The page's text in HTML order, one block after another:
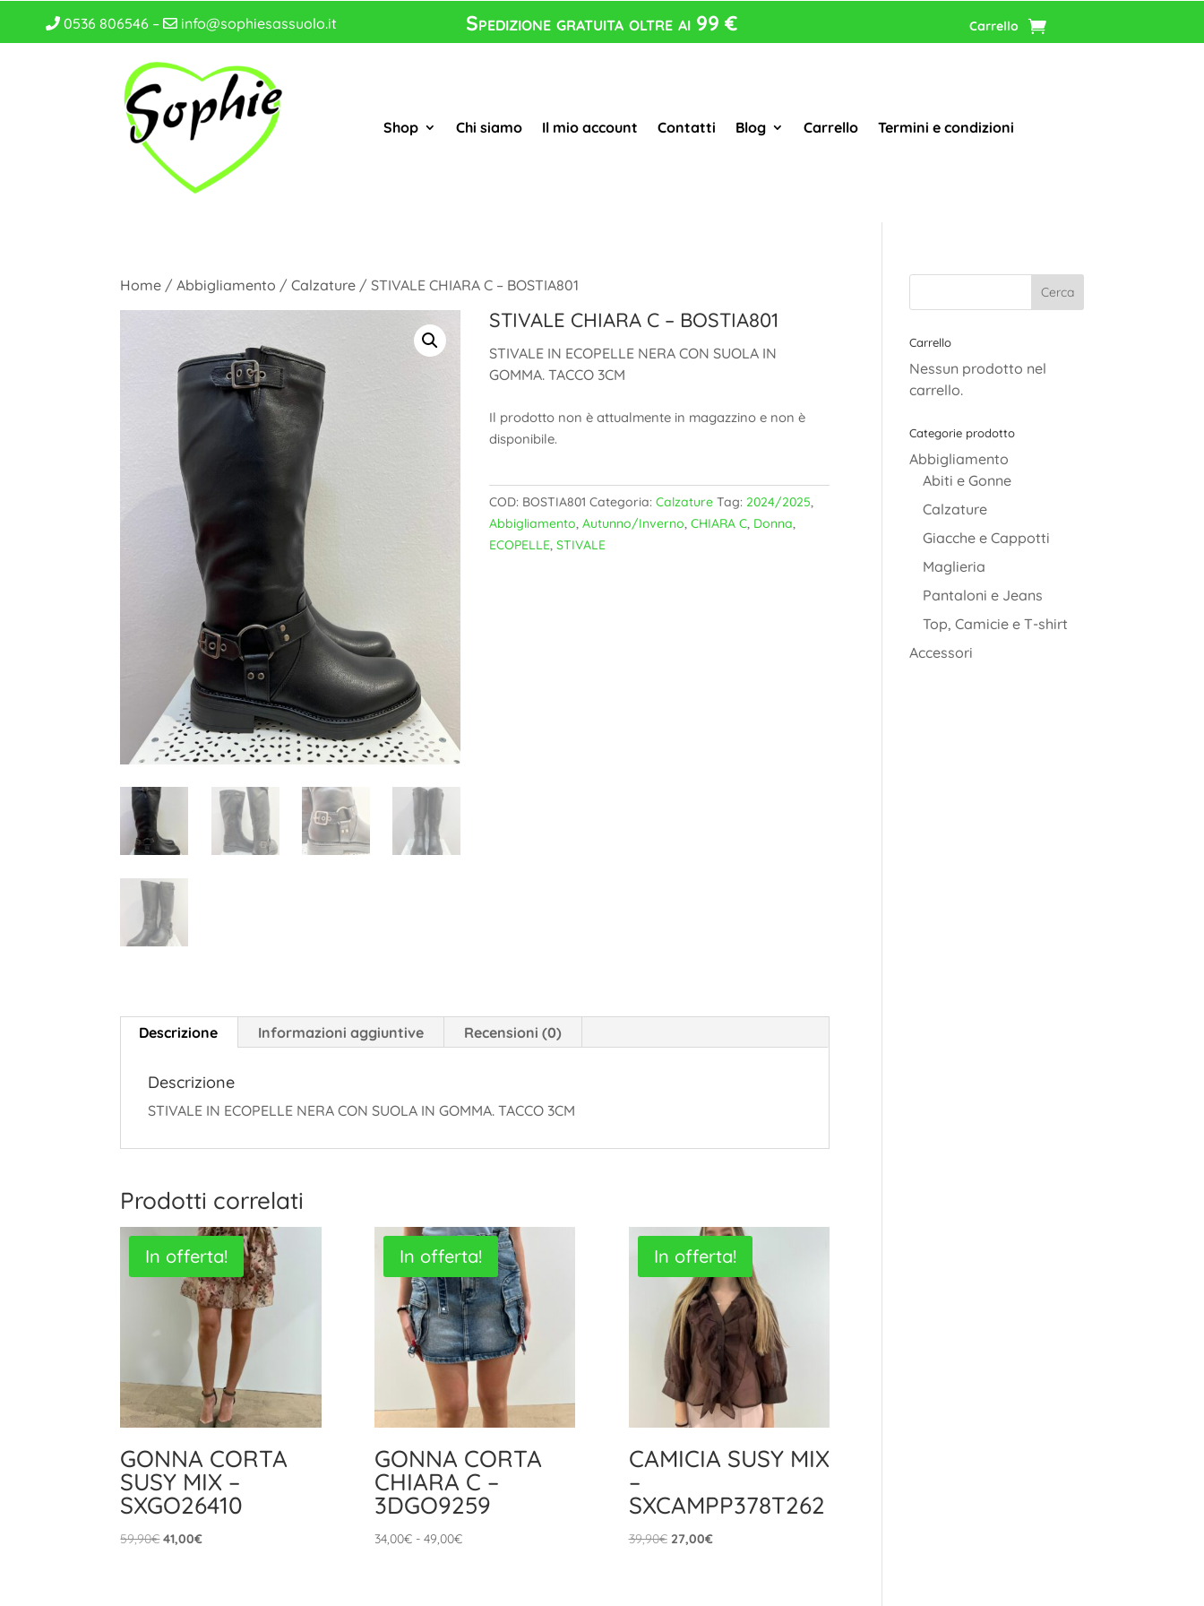
0536 806546 – info@sophiesassuolo.it Spedizione gratuita oltre ai 99 € Carrello
Shop Chi siamo Il mio account Contatti Blog Carrello Termini e condizioni
Home /Abbigliamento /Calzature / STIVALE CHIARA C – BOSTIA801
STIVALE CHIARA C – BOSTIA801
STIVALE IN ECOPELLE NERA CON SUOLA IN
GOMMA. TACCO 3CM
Il prodotto non è attualmente in magazzino e non è
disponibile.
COD: BOSTIA801 Categoria:Calzature Tag: 2024/2025,
Abbigliamento,Autunno/Inverno,CHIARA C, Donna,
ECOPELLE,STIVALE
Descrizione Informazioni aggiuntive Recensioni (0)
Descrizione
STIVALE IN ECOPELLE NERA CON SUOLA IN GOMMA. TACCO 3CM
Prodotti correlati
In offerta!
GONNA CORTA
SUSY MIX –
SXGO26410
59,90€Il
41,00€Il
In offerta!
GONNA CORTA
CHIARA C –
3DGO9259
34,00€ - 49,00€Fascia
In offerta!
CAMICIA SUSY MIX
–
SXCAMPP378T262
39,90€ Il
27,00€Il
Carrello
Nessun prodotto nel
carrello.
Categorie prodotto
Abbigliamento
Abiti e Gonne
Calzature
Giacche e Cappotti
Maglieria
Pantaloni e Jeans
Top, Camicie e T-shirt
Accessori